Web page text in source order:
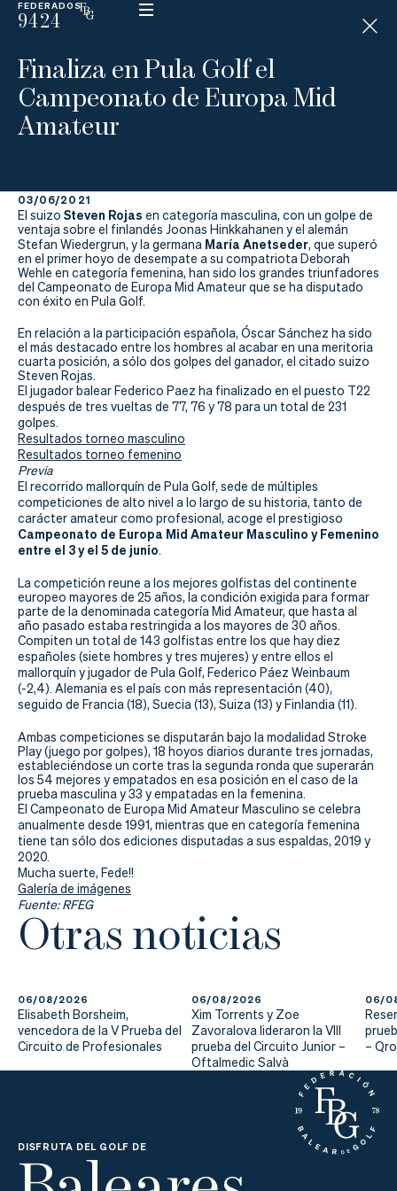
FEDERADOS
9424
ESP
N
D
I
C
A
P
La
Federación
Federarse
Jugar
Aprender
Actualidad
Tienda
Finaliza en Pula Golf el
Campeonato de Europa Mid
Amateur
03/06/2021
El suizo Steven Rojas en categoría masculina, con un golpe de
ventaja sobre el finlandés Joonas Hinkkahanen y el alemán
Stefan Wiedergrun, y la germana María Anetseder, que superó
en el primer hoyo de desempate a su compatriota Deborah
Wehle en categoría femenina, han sido los grandes triunfadores
del Campeonato de Europa Mid Amateur que se ha disputado
con éxito en Pula Golf.
En relación a la participación española, Óscar Sánchez ha sido
el más destacado entre los hombres al acabar en una meritoria
cuarta posición, a sólo dos golpes del ganador, el citado suizo
Steven Rojas.
El jugador balear Federico Paez ha finalizado en el puesto T22
después de tres vueltas de 77, 76 y 78 para un total de 231
golpes.
Resultados torneo masculino
Resultados torneo femenino
Previa
El recorrido mallorquín de Pula Golf, sede de múltiples
competiciones de alto nivel a lo largo de su historia, tanto de
carácter amateur como profesional, acoge el prestigioso
Campeonato de Europa Mid Amateur Masculino y Femenino
entre el 3 y el 5 de junio.
La competición reune a los mejores golfistas del continente
europeo mayores de 25 años, la condición exigida para formar
parte de la denominada categoría Mid Amateur, que hasta al
año pasado estaba restringida a los mayores de 30 años.
Compiten un total de 143 golfistas entre los que hay diez
españoles (siete hombres y tres mujeres) y entre ellos el
mallorquín y jugador de Pula Golf, Federico Páez Weinbaum
(-2,4). Alemania es el país con más representación (40),
seguido de Francia (18), Suecia (13), Suiza (13) y Finlandia (11).
Ambas competiciones se disputarán bajo la modalidad Stroke
Play (juego por golpes), 18 hoyos diarios durante tres jornadas,
estableciéndose un corte tras la segunda ronda que superarán
los 54 mejores y empatados en esa posición en el caso de la
prueba masculina y 33 y empatadas en la femenina.
El Campeonato de Europa Mid Amateur Masculino se celebra
anualmente desde 1991, mientras que en categoría femenina
tiene tan sólo dos ediciones disputadas a sus espaldas, 2019 y
2020.
Mucha suerte, Fede!!
Galería de imágenes
Fuente: RFEG
Otras noticias
06/08/2026
Elisabeth Borsheim,
vencedora de la V Prueba del
Circuito de Profesionales
06/08/2026
Xim Torrents y Zoe
Zavoralova lideraron la VIII
prueba del Circuito Junior –
Oftalmedic Salvà
06/
–
DISFRUTA DEL GOLF DE